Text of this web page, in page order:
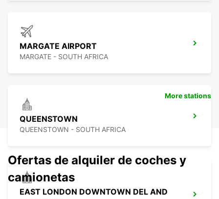
MARGATE AIRPORT
MARGATE - SOUTH AFRICA
QUEENSTOWN
QUEENSTOWN - SOUTH AFRICA
EAST LONDON DOWNTOWN DEL AND
More stations
Ofertas de alquiler de coches y
camionetas